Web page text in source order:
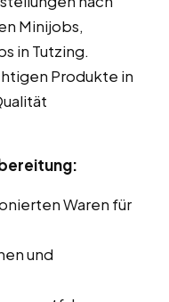
Minijobs,
in Tutzing.
Produkte in
Waren für
und